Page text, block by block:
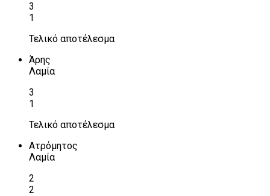
3
1
Τελικό αποτέλεσμα
Άρης
Λαμία
3
1
Τελικό αποτέλεσμα
Ατρόμητος
Λαμία
2
2